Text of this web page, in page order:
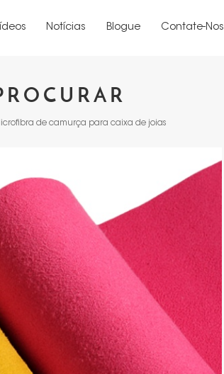
Notícias Blogue Contate-Nos
de camurça para caixa de joias